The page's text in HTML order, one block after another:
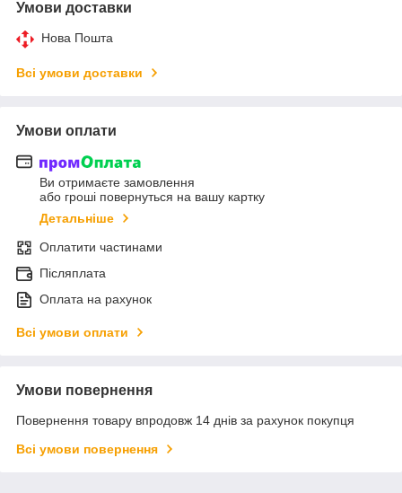
Умови доставки
Нова Пошта
Всі умови доставки
Умови оплати
Ви отримаєте замовлення
або гроші повернуться на вашу картку
Детальніше
Оплатити частинами
Післяплата
Оплата на рахунок
Всі умови оплати
Умови повернення
Повернення товару впродовж 14 днів за рахунок покупця
Всі умови повернення